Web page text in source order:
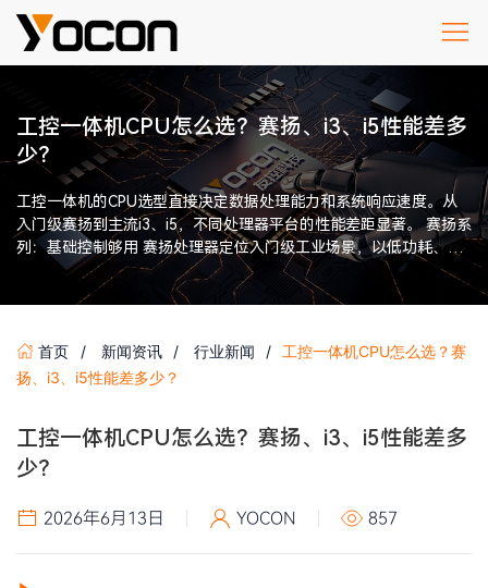
工控一体机CPU怎么选？赛扬、i3、i5性能差多
少？
工控一体机的CPU选型直接决定数据处理能力和系统响应速度。从
入门级赛扬到主流i3、i5，不同处理器平台的性能差距显著。 赛扬系
列：基础控制够用 赛扬处理器定位入门级工业场景，以低功耗、低
发热著称。典型 […]
首页 新闻资讯 行业新闻
工控一体机CPU怎么选？赛
扬、i3、i5性能差多少？
工控一体机CPU怎么选？赛扬、i3、i5性能差多
少？
2026年6月13日 YOCON 857